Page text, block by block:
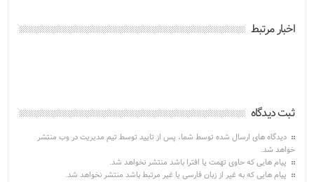
اخبار مرتبط
ثبت دیدگاه
دیدگاه های ارسال شده توسط شما، پس از تایید توسط تیم مدیریت در وب منتشر
خواهد شد.
پیام هایی که حاوی تهمت یا افترا باشد منتشر نخواهد شد.
پیام هایی که به غیر از زبان فارسی یا غیر مرتبط باشد منتشر نخواهد شد.